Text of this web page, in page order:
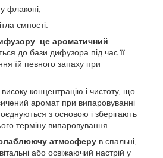
флаконі;
ємності.
це ароматичний
до бази дифузора під час її
їй певного запаху при
концентрацію і чистоту, що
аромат при випаровуванні
з основою і зберігають
терміну випаровування.
атмосферу в спальні,
або освіжаючий настрій у